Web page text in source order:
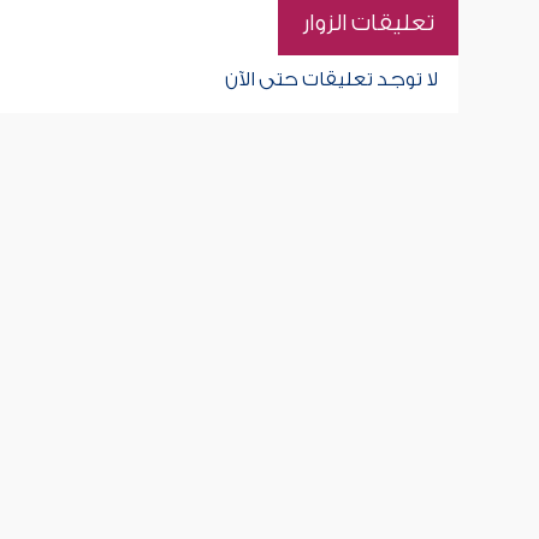
تعليقات الزوار
لا توجد تعليقات حتى الآن